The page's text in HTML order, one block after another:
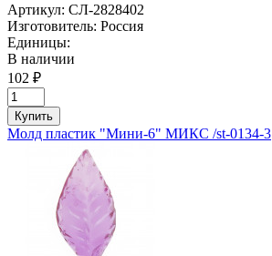
Артикул: СЛ-2828402
Изготовитель: Россия
Единицы:
В наличии
102 ₽
Купить
Молд пластик "Мини-6" МИКС /st-0134-3